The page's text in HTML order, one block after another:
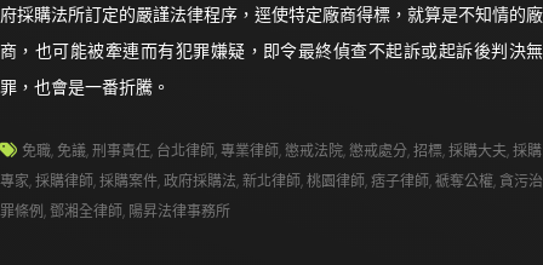
府採購法所訂定的嚴謹法律程序，逕使特定廠商得標，就算是不知情的廠
商，也可能被牽連而有犯罪嫌疑，即令最終偵查不起訴或起訴後判決無
罪，也會是一番折騰。
免職, 免議,刑事責任, 台北律師,專業律師,懲戒法院,懲戒處分,招標,採購大夫,採購
專家,採購律師,採購案件,政府採購法,新北律師,桃園律師,痞子律師,褫奪公權, 貪污治
罪條例, 鄧湘全律師, 陽昇法律事務所